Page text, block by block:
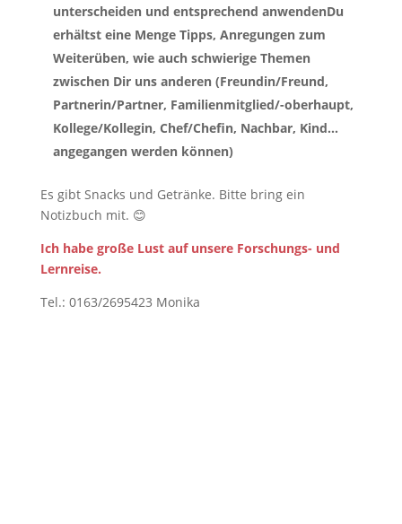
unterscheiden und entsprechend anwendenDu
erhältst eine Menge Tipps, Anregungen zum
Weiterüben, wie auch schwierige Themen
zwischen Dir uns anderen (Freundin/Freund,
Partnerin/Partner, Familienmitglied/-oberhaupt,
Kollege/Kollegin, Chef/Chefin, Nachbar, Kind…
angegangen werden können)
Es gibt Snacks und Getränke. Bitte bring ein
Notizbuch mit. 😊
Ich habe große Lust auf unsere Forschungs- und
Lernreise.
Tel.: 0163/2695423 Monika